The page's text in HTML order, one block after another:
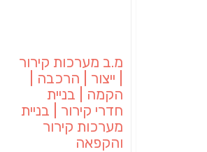
מ.ב מערכות קירור
| ייצור | הרכבה |
הקמה | בניית
חדרי קירור | בניית
מערכות קירור
והקפאה